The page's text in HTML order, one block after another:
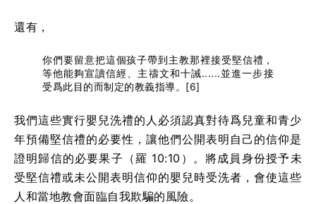
還有，
你們要留意把這個孩子帶到主教那裡接受堅信禮，
等他能夠宣讀信經、主禱文和十誡......並進一步接
受爲此目的而制定的教義指導。[6]
我們這些實行嬰兒洗禮的人必須認真對待爲兒童和青少
年預備堅信禮的必要性，讓他們公開表明自己的信仰是
證明歸信的必要果子（羅 10:10）。將成員身份授予未
受堅信禮或未公開表明信仰的嬰兒時受洗者，會使這些
人和當地教會面臨自我欺騙的風險。